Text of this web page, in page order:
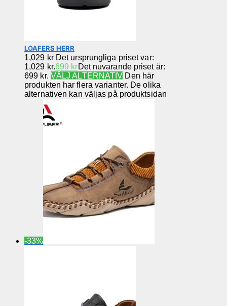
LOAFERS HERR
1,029kr Det ursprungliga priset var:
1,029 kr.699 krDet nuvarande priset är:
699 kr. VÄLJ ALTERNATIV Den här
produkten har flera varianter. De olika
alternativen kan väljas på produktsidan
-33%